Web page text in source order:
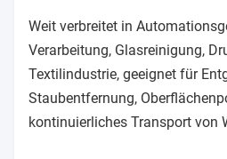
Weit verbreitet in
Verarbeitung, Glasreinigung,
Textilindustrie, geeignet für
Staubentfernung,
kontinuierliches Transport von